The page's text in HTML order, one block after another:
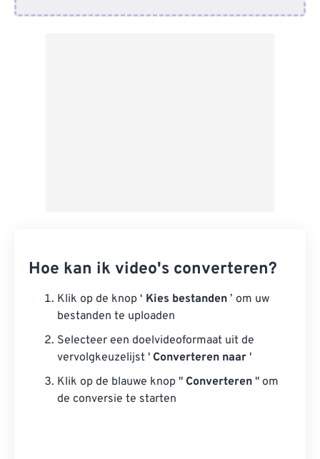
Hoe kan ik video's converteren?
Klik op de knop ‘ Kies bestanden ’ om uw
bestanden te uploaden
Selecteer een doelvideoformaat uit de
vervolgkeuzelijst ' Converteren naar '
Klik op de blauwe knop " Converteren " om
de conversie te starten